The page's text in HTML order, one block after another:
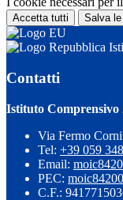
Accetta tutti Salva
Contatti
Istituto Comprensivo
Via Fermo
Tel: +39 059
Email:
PEC:
C.F.: